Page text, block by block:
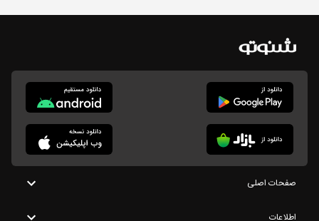
صفحات اصلی
اطلاعات